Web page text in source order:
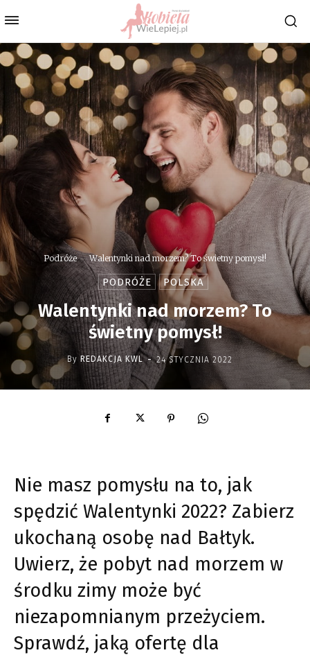
Podróże Walentynki nad morzem? To świetny pomysł!
PODRÓŻE POLSKA
Walentynki nad morzem? To
świetny pomysł!
By REDAKCJA KWL - 24 STYCZNIA 2022
Nie masz pomysłu na to, jak
spędzić Walentynki 2022? Zabierz
ukochaną osobę nad Bałtyk.
Uwierz, że pobyt nad morzem w
środku zimy może być
niezapomnianym przeżyciem.
Sprawdź, jaką ofertę dla